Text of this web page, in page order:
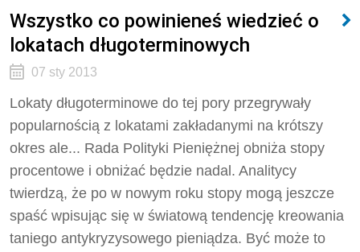
Wszystko co powinieneś wiedzieć o
lokatach długoterminowych
07 sty 2013
Lokaty długoterminowe do tej pory przegrywały
popularnością z lokatami zakładanymi na krótszy
okres ale... Rada Polityki Pieniężnej obniża stopy
procentowe i obniżać będzie nadal. Analitycy
twierdzą, że po w nowym roku stopy mogą jeszcze
spaść wpisując się w światową tendencję kreowania
taniego antykryzysowego pieniądza. Być może to